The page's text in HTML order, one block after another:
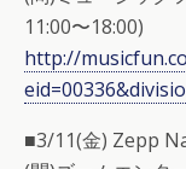
11:00〜18:00)
http://
■3/11(金) Zepp